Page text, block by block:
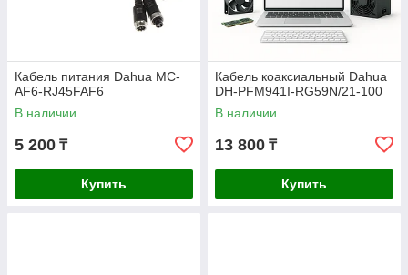
Кабель питания Dahua MC-
AF6-RJ45FAF6
В наличии
5 200 ₸
Купить
Кабель коаксиальный Dahua
DH-PFM941I-RG59N/21-100
В наличии
13 800 ₸
Купить